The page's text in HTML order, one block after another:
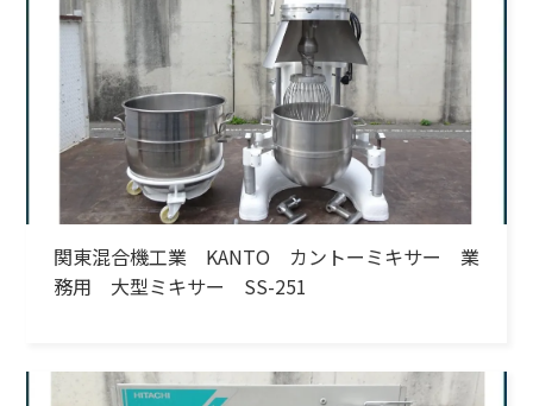
関東混合機工業 KANTO カントーミキサー 業
務用 大型ミキサー SS-251